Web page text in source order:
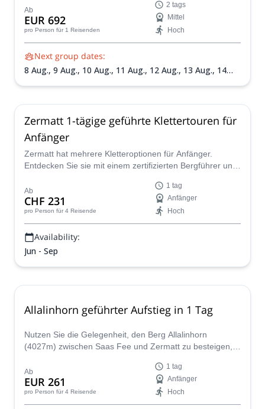
Ab
EUR 692
pro Person für 1 Reisenden
2 tags
Mittel
Hoch
Next group dates:
8 Aug., 9 Aug., 10 Aug., 11 Aug., 12 Aug., 13 Aug., 14
Aug.,30 Aug.,31 Aug.,1 Sept.,2 Sept.,3 Sept.,4 Sept.,
6 Sept.,7 Sept.,8 Sept.,9 Sept.,10 Sept.,11 Sept., 12
Sept.
Zermatt 1-tägige geführte Klettertouren für
Anfänger
Zermatt hat mehrere Kletteroptionen für Anfänger.
Entdecken Sie sie mit einem zertifizierten Bergführer und
Ab
CHF 231
pro Person für 4 Reisende
1 tag
Anfänger
Hoch
Availability:
Jun - Sep
Allalinhorn geführter Aufstieg in 1 Tag
Nutzen Sie die Gelegenheit, den Berg Allalinhorn
(4027m) zwischen Saas Fee und Zermatt zu besteigen,
seines Teams.
Ab
EUR 261
pro Person für 4 Reisende
1 tag
Anfänger
Hoch